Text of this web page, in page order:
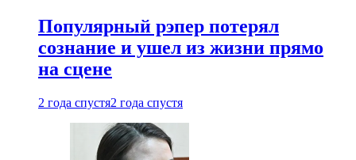
Популярный рэпер потерял
сознание и ушел из жизни прямо
на сцене
2 года спустя2 года спустя